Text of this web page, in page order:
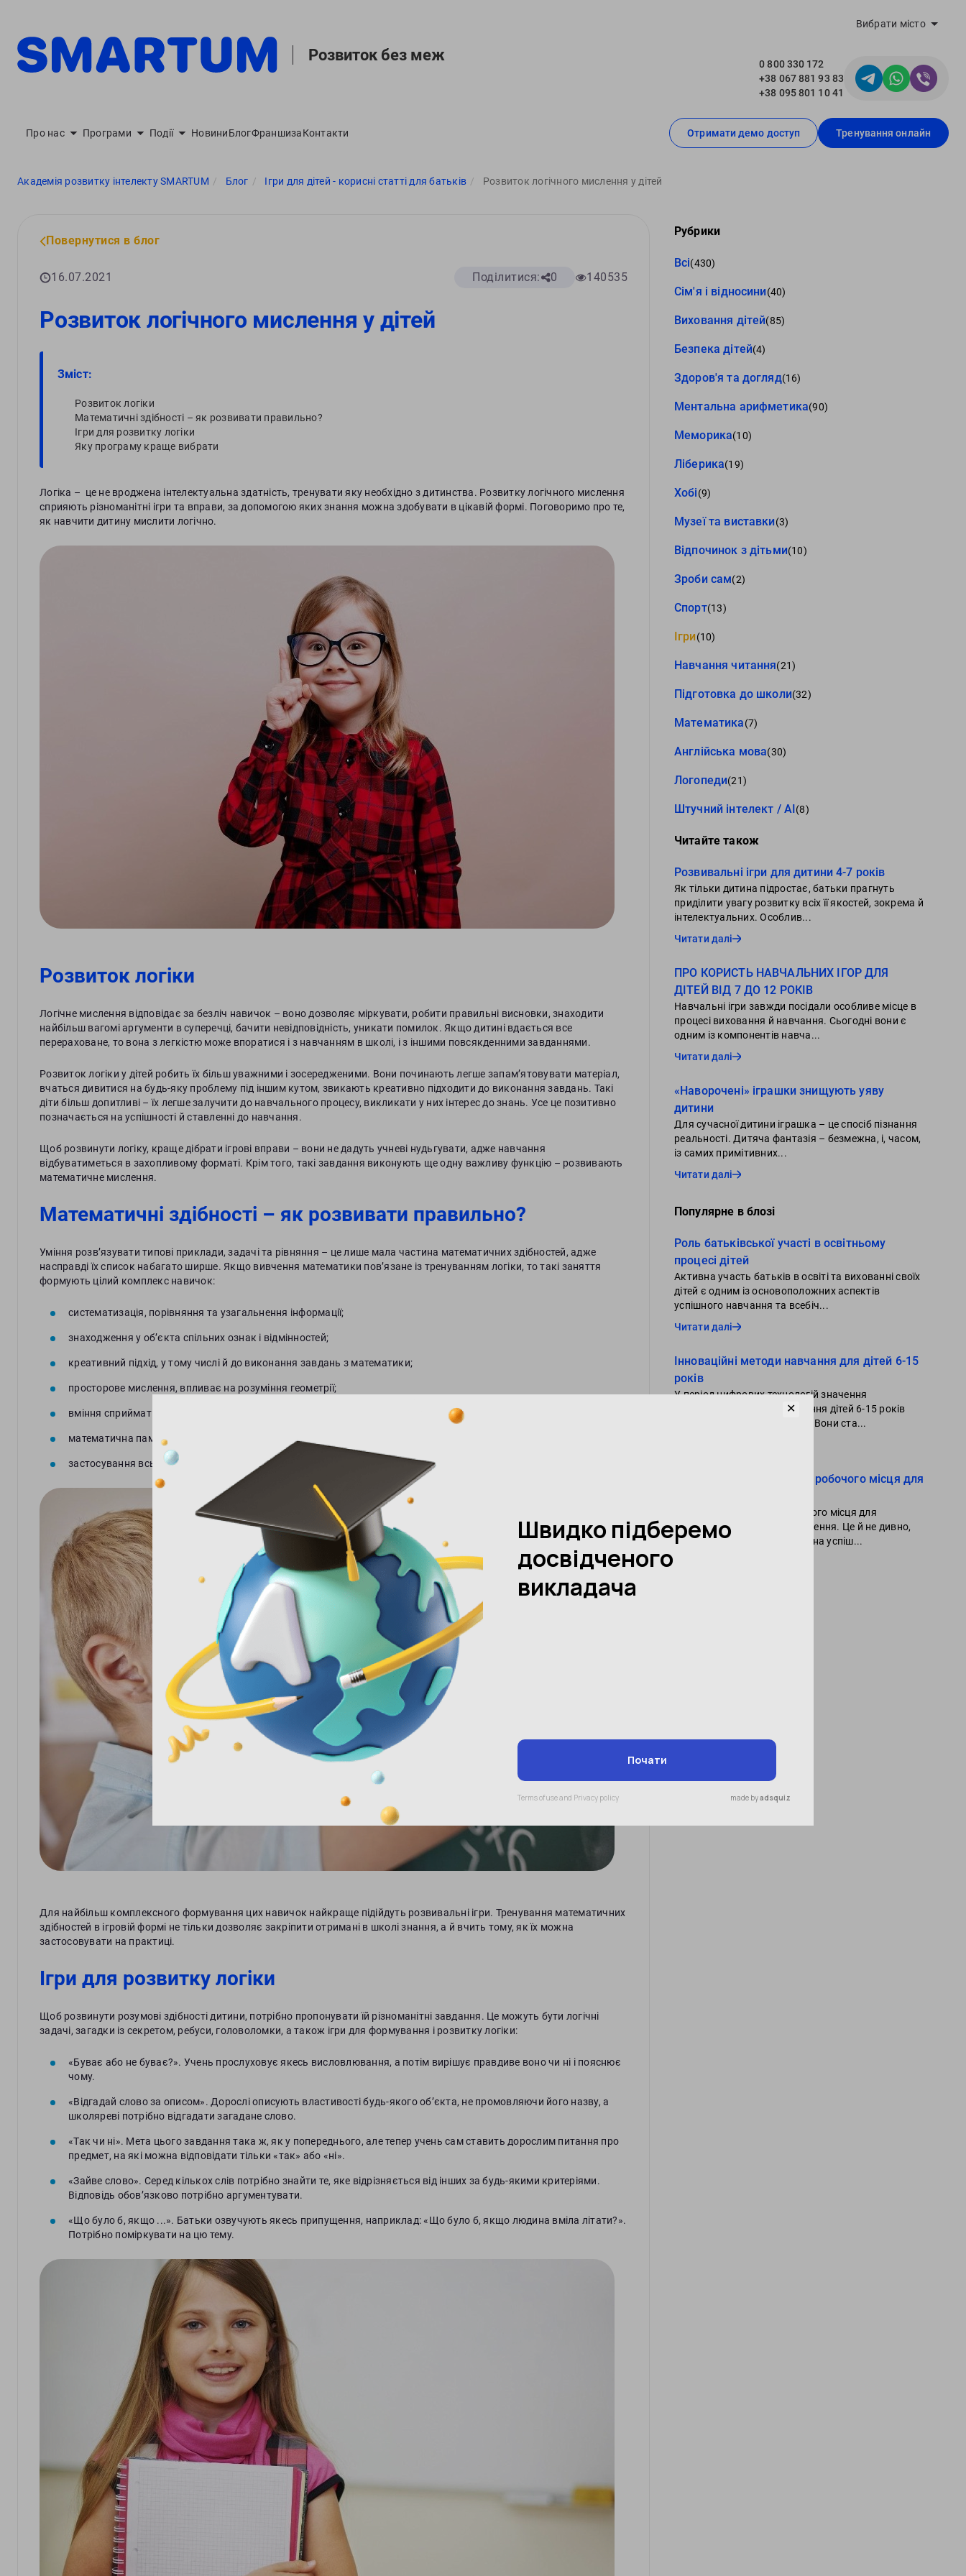
Розвиток без меж
Вибрати місто
0 800 330 172
+38 067 881 93 83
+38 095 801 10 41
Про нас Програми Події НовиниБлогФраншизаКонтакти Отримати демо доступ Тренування онлайн
Академія розвитку інтелекту SMARTUM Блог Ігри для дітей - корисні статті для батьків Розвиток логічного мислення у дітей
Повернутися в блог
16.07.2021 Поділитися: 0 140535
Розвиток логічного мислення у дітей
Зміст:
Розвиток логіки
Математичні здібності – як розвивати правильно?
Ігри для розвитку логіки
Яку програму краще вибрати
Логіка – це не вроджена інтелектуальна здатність, тренувати яку необхідно з дитинства. Розвитку логічного мислення
сприяють різноманітні ігри та вправи, за допомогою яких знання можна здобувати в цікавій формі. Поговоримо про те,
як навчити дитину мислити логічно.
Розвиток логіки
Логічне мислення відповідає за безліч навичок – воно дозволяє міркувати, робити правильні висновки, знаходити
найбільш вагомі аргументи в суперечці, бачити невідповідність, уникати помилок. Якщо дитині вдається все
перераховане, то вона з легкістю може впоратися і з навчанням в школі, і з іншими повсякденними завданнями.
Розвиток логіки у дітей робить їх більш уважними і зосередженими. Вони починають легше запам’ятовувати матеріал,
вчаться дивитися на будь-яку проблему під іншим кутом, звикають креативно підходити до виконання завдань. Такі
діти більш допитливі – їх легше залучити до навчального процесу, викликати у них інтерес до знань. Усе це позитивно
позначається на успішності й ставленні до навчання.
Щоб розвинути логіку, краще дібрати ігрові вправи – вони не дадуть учневі нудьгувати, адже навчання
відбуватиметься в захопливому форматі. Крім того, такі завдання виконують ще одну важливу функцію – розвивають
математичне мислення.
Математичні здібності – як розвивати правильно?
Уміння розв’язувати типові приклади, задачі та рівняння – це лише мала частина математичних здібностей, адже
насправді їх список набагато ширше. Якщо вивчення математики пов’язане із тренуванням логіки, то такі заняття
формують цілий комплекс навичок:
систематизація, порівняння та узагальнення інформації;
знаходження у об’єкта спільних ознак і відмінностей;
креативний підхід, у тому числі й до виконання завдань з математики;
просторове мислення, впливає на розуміння геометрії;
вміння сприймати матеріал і цілісно, і детально;
математична пам’ять;
застосування всього спектру знань і умінь у будь-яких ситуаціях.
Для найбільш комплексного формування цих навичок найкраще підійдуть розвивальні ігри. Тренування математичних
здібностей в ігровій формі не тільки дозволяє закріпити отримані в школі знання, а й вчить тому, як їх можна
застосовувати на практиці.
Ігри для розвитку логіки
Щоб розвинути розумові здібності дитини, потрібно пропонувати їй різноманітні завдання. Це можуть бути логічні
задачі, загадки із секретом, ребуси, головоломки, а також ігри для формування і розвитку логіки:
«Буває або не буває?». Учень прослуховує якесь висловлювання, а потім вирішує правдиве воно чи ні і пояснює
чому.
«Відгадай слово за описом». Дорослі описують властивості будь-якого об’єкта, не промовляючи його назву, а
школяреві потрібно відгадати загадане слово.
«Так чи ні». Мета цього завдання така ж, як у попереднього, але тепер учень сам ставить дорослим питання про
предмет, на які можна відповідати тільки «так» або «ні».
«Зайве слово». Серед кількох слів потрібно знайти те, яке відрізняється від інших за будь-якими критеріями.
Відповідь обов’язково потрібно аргументувати.
«Що було б, якщо ...». Батьки озвучують якесь припущення, наприклад: «Що було б, якщо людина вміла літати?».
Потрібно поміркувати на цю тему.
Рубрики
Всі(430)
Сім'я і відносини(40)
Виховання дітей(85)
Безпека дітей(4)
Здоров'я та догляд(16)
Ментальна арифметика(90)
Меморика(10)
Ліберика(19)
Хобі(9)
Музеї та виставки(3)
Відпочинок з дітьми(10)
Зроби сам(2)
Спорт(13)
Ігри(10)
Навчання читання(21)
Підготовка до школи(32)
Математика(7)
Англійська мова(30)
Логопеди(21)
Штучний інтелект / AI(8)
Читайте також
Розвивальні ігри для дитини 4-7 років
Як тільки дитина підростає, батьки прагнуть
приділити увагу розвитку всіх її якостей, зокрема й
інтелектуальних. Особлив...
Читати далі
ПРО КОРИСТЬ НАВЧАЛЬНИХ ІГОР ДЛЯ
ДІТЕЙ ВІД 7 ДО 12 РОКІВ
Навчальні ігри завжди посідали особливе місце в
процесі виховання й навчання. Сьогодні вони є
одним із компонентів навча...
Читати далі
«Наворочені» іграшки знищують уяву
дитини
Для сучасної дитини іграшка – це спосіб пізнання
реальності. Дитяча фантазія – безмежна, і, часом,
із самих примітивних...
Читати далі
Популярне в блозі
Роль батьківської участі в освітньому
процесі дітей
Активна участь батьків в освіті та вихованні своїх
дітей є одним із основоположних аспектів
успішного навчання та всебіч...
Читати далі
Інноваційні методи навчання для дітей 6-15
років
У період цифрових технологій значення
інноваційних методів навчання дітей 6-15 років
переоцінити вкрай складно. Вони ста...
Поради щодо організації робочого місця для
Організація дитячого робочого місця для
навчання має важливе значення. Це й не дивно,
адже вона впливає не лише на успіш...
✕